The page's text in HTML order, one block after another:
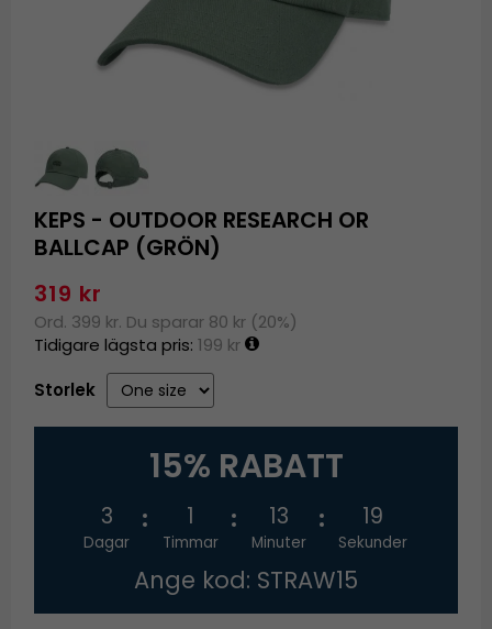
KEPS - OUTDOOR RESEARCH OR
BALLCAP (GRÖN)
319 kr
Ord. 399 kr. Du sparar 80 kr (20%)
Tidigare lägsta pris:199 kr
Storlek
15% RABATT
3
Dagar
1
Timmar
13
Minuter
19
Sekunder
Ange kod: STRAW15